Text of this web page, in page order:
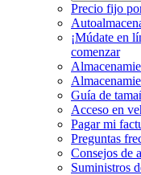
Precio fijo
¡Múdate en
comenzar
Guía de
Acceso en
Pagar mi
Preguntas
Consejos de
Suministros